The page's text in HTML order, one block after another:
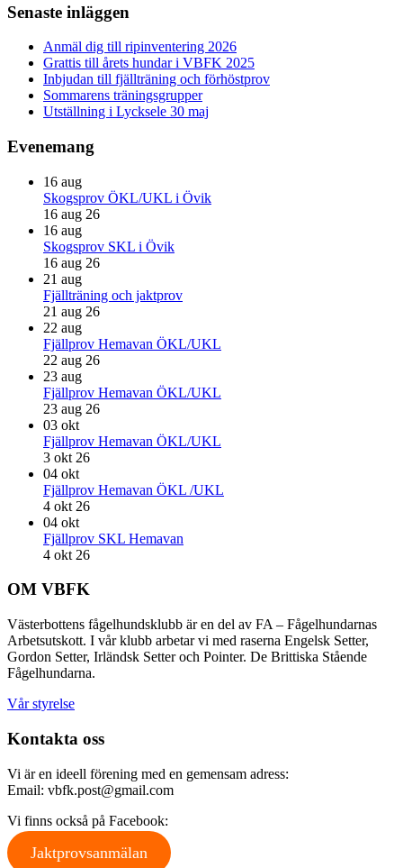
Primärt
sidofält
Senaste inläggen
Anmäl dig till ripinventering 2026
Grattis till årets hundar i VBFK 2025
Inbjudan till fjällträning och förhöstprov
Sommarens träningsgrupper
Utställning i Lycksele 30 maj
Evenemang
16 aug
Skogsprov ÖKL/UKL i Övik
16 aug 26
16 aug
Skogsprov SKL i Övik
16 aug 26
21 aug
Fjällträning och jaktprov
21 aug 26
22 aug
Fjällprov Hemavan ÖKL/UKL
22 aug 26
23 aug
Fjällprov Hemavan ÖKL/UKL
23 aug 26
03 okt
Fjällprov Hemavan ÖKL/UKL
3 okt 26
04 okt
Fjällprov Hemavan ÖKL /UKL
4 okt 26
04 okt
Fjällprov SKL Hemavan
4 okt 26
Footer
OM VBFK
Västerbottens fågelhundsklubb är en del av FA – Fågelhundarnas
Arbetsutskott. I vår klubb arbetar vi med raserna Engelsk Setter,
Gordon Setter, Irländsk Setter och Pointer. De Brittiska Stående
Fågelhundarna.
Vår styrelse
Kontakta oss
Vi är en ideell förening med en gemensam adress:
Email: vbfk.post@gmail.com
Vi finns också på Facebook:
Jaktprovsanmälan